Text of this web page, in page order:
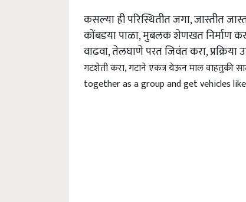
कसल्या ही परिस्थितीत जगा, जास्तीत
कोंबडया पाळा, मुबलक शेणखत निर्माण
वाढवा, तेलघाणे परत जिवंत करा, प्रक्रिया
गटशेती करा, गटाने एकत्र येऊन माल वाहतुकी
together as a group and get vehicles